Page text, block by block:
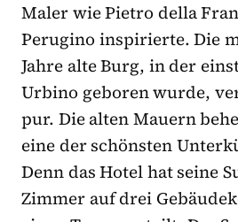
Maler wie Pietro della
Perugino inspirierte. Die
Jahre alte Burg, in der
Urbino geboren wurde,
pur. Die alten Mauern
eine der schönsten
Denn das Hotel hat seine
Zimmer auf drei